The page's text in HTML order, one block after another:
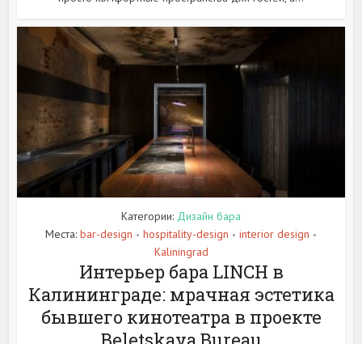
Категории: Дизайн бара
Места: bar-design • hospitality-design • interior design •
Kaliningrad
Интерьер бара LINCH в
Калининграде: мрачная эстетика
бывшего кинотеатра в проекте